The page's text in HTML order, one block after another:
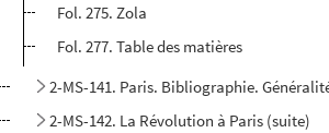
Fol. 275. Zola
Fol. 277. Table des matières
2-MS-141. Paris. Bibliographie.
2-MS-142. La Révolution à Paris (suite)